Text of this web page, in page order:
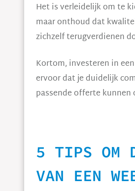
Het is verleidelijk om te
maar onthoud dat
zichzelf terugverdienen
Kortom, investeren in
ervoor dat je duidelijk
passende offerte
5 TIPS OM
VAN EEN